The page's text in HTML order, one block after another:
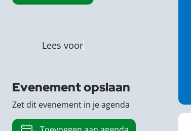
Lees voor
Evenement opslaan
Zet dit evenement in je agenda